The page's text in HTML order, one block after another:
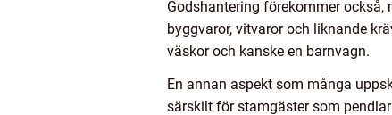
Godshantering förekommer
byggvaror, vitvaror och liknande
väskor och kanske en barnvagn.
En annan aspekt som många
särskilt för stamgäster som